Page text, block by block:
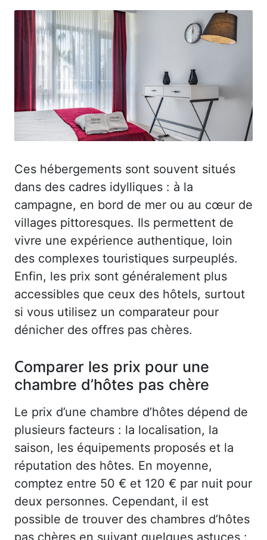
Ces hébergements sont souvent situés
dans des cadres idylliques : à la
campagne, en bord de mer ou au cœur de
villages pittoresques. Ils permettent de
vivre une expérience authentique, loin
des complexes touristiques surpeuplés.
Enfin, les prix sont généralement plus
accessibles que ceux des hôtels, surtout
si vous utilisez un comparateur pour
dénicher des offres pas chères.
Comparer les prix pour une
chambre d’hôtes pas chère
Le prix d’une chambre d’hôtes dépend de
plusieurs facteurs : la localisation, la
saison, les équipements proposés et la
réputation des hôtes. En moyenne,
comptez entre 50 € et 120 € par nuit pour
deux personnes. Cependant, il est
possible de trouver des chambres d’hôtes
pas chères en suivant quelques astuces :